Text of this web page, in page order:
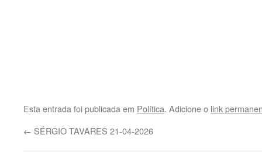
Esta entrada foi publicada em Política. Adicione o link
← SÉRGIO TAVARES 21-04-2026